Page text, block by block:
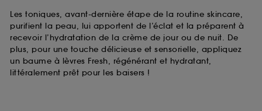
Les toniques, avant-dernière étape de la routine skincare,
purifient la peau, lui apportent de l’éclat et la préparent à
recevoir l’hydratation de la crème de jour ou de nuit. De
plus, pour une touche délicieuse et sensorielle, appliquez
un baume à lèvres Fresh, régénérant et hydratant,
littéralement prêt pour les baisers !